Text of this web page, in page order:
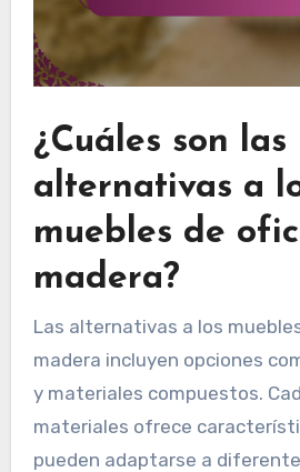
¿Cuáles son las
alternativas a
muebles de
madera?
Las alternativas a los
madera incluyen opciones
y materiales compuestos.
materiales ofrece
pueden adaptarse a